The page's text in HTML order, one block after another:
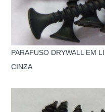
PARAFUSO DRYWALL EM
CINZA